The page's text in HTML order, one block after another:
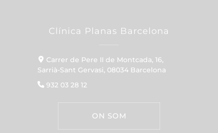
Clínica Planas Barcelona
Carrer de Pere II de Montcada, 16,
Sarrià-Sant Gervasi, 08034 Barcelona
932 03 28 12
ON SOM